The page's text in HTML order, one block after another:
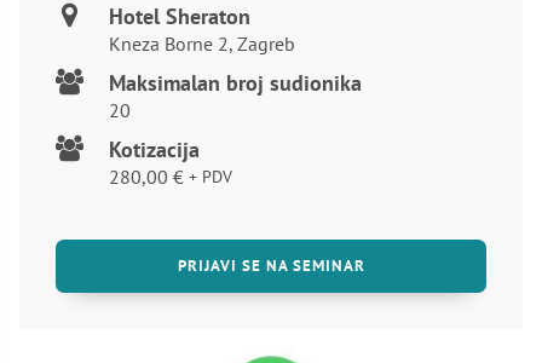
Hotel Sheraton
Kneza Borne 2, Zagreb
Maksimalan broj sudionika
20
Kotizacija
280,00 € + PDV
PRIJAVI SE NA SEMINAR